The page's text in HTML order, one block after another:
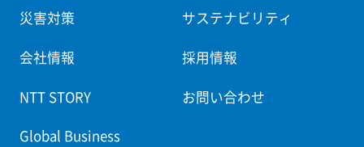
災害対策 サステナビリティ
会社情報 採用情報
NTT STORY お問い合わせ
Global Business